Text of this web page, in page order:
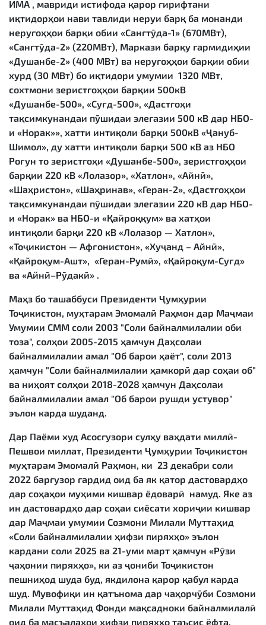
ИМА , мавриди истифода қарор гирифтани
иқтидорҳои нави тавлиди неруи барқ ба монанди
неругоҳҳои барқи обии «Сангтӯда-1» (670МВт),
«Сангтӯда-2» (220МВт), Маркази барқу гармидиҳии
«Душанбе-2» (400 МВт) ва неругоҳҳои барқии обии
хурд (30 МВт) бо иқтидори умумии 1320 МВт,
сохтмони зеристгоҳҳои барқии 500кВ
«Душанбе-500», «Суғд-500», «Дастгоҳи
тақсимкунандаи пӯшидаи элегазии 500 кВ дар НБО-
и «Норак»», хатти интиқоли барқи 500кВ «Ҷануб-
Шимол», ду хатти интиқоли барқи 500 кВ аз НБО
Роғун то зеристгоҳи «Душанбе-500», зеристгоҳҳои
барқии 220 кВ «Лолазор», «Хатлон», «Айнӣ»,
«Шаҳристон», «Шаҳринав», «Геран-2», «Дастгоҳҳои
тақсимкунандаи пӯшидаи элегазии 220 кВ дар НБО-
и «Норак» ва НБО-и «Қайроққум» ва хатҳои
интиқоли барқи 220 кВ «Лолазор — Хатлон»,
«Тоҷикистон — Афғонистон», «Хуҷанд – Айнӣ»,
«Қайроқум-Ашт», «Геран-Румӣ», «Қайроқум-Суғд»
ва «Айнӣ–Рӯдакӣ» .
Маҳз бо ташаббуси Президенти Ҷумҳурии
Тоҷикистон, муҳтарам Эмомалӣ Раҳмон дар Маҷмаи
Умумии СММ соли 2003 "Соли байналмилалии оби
тоза", солҳои 2005-2015 ҳамчун Даҳсолаи
байналмилалии амал "Об барои ҳаёт", соли 2013
ҳамчун "Соли байналмилалии ҳамкорӣ дар соҳаи об"
ва ниҳоят солҳои 2018-2028 ҳамчун Даҳсолаи
байналмилалии амал "Об барои рушди устувор"
эълон карда шуданд.
Дар Паёми худ Асосгузори сулҳу ваҳдати миллӣ-
Пешвои миллат, Президенти Ҷумҳурии Тоҷикистон
муҳтарам Эмомалӣ Раҳмон, ки 23 декабри соли
2022 баргузор гардид оид ба як қатор дастовардҳо
дар соҳаҳои муҳими кишвар ёдоварӣ намуд. Яке аз
ин дастовардҳо дар соҳаи сиёсати хориҷии кишвар
дар Маҷмаи умумии Созмони Милали Муттаҳид
«Соли байналмилалии ҳифзи пиряхҳо» эълон
кардани соли 2025 ва 21-уми март ҳамчун «Рӯзи
ҷаҳонии пиряхҳо», ки аз ҷониби Тоҷикистон
пешниҳод шуда буд, якдилона қарор қабул карда
шуд. Мувофиқи ин қатънома дар чаҳорчӯби Созмони
Милали Муттаҳид Фонди мақсадноки байналмилалӣ
оид ба масъалаҳои ҳифзи пиряхҳо таъсис ёфта,